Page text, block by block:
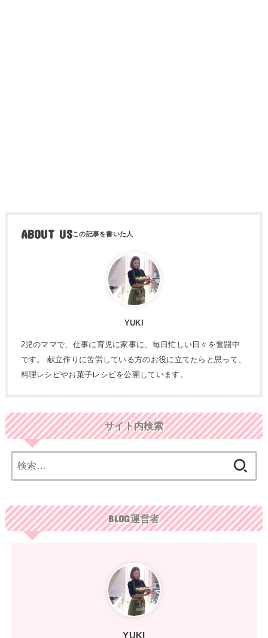
ABOUT US
YUKI
2児のママで、仕事に育児に家事に、毎日忙しい日々を奮闘中
です。 献立作りに苦労している方のお役に立てたらと思って、
料理レシピやお菓子レシピを公開しています。
サイト内検索
索:
BLOG運営者
YUKI